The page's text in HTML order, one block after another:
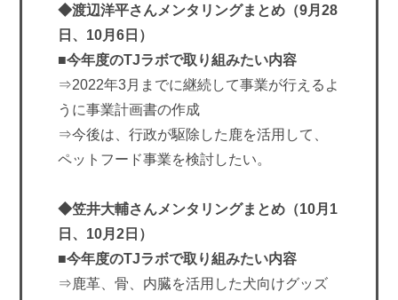
◆渡辺洋平さんメンタリングまとめ（9月28
日、10月6日）
■今年度のTJラボで取り組みたい内容
⇒2022年3月までに継続して事業が行えるよ
うに事業計画書の作成
⇒今後は、行政が駆除した鹿を活用して、
ペットフード事業を検討したい。
◆笠井大輔さんメンタリングまとめ（10月1
日、10月2日）
■今年度のTJラボで取り組みたい内容
⇒鹿革、骨、内臓を活用した犬向けグッズ